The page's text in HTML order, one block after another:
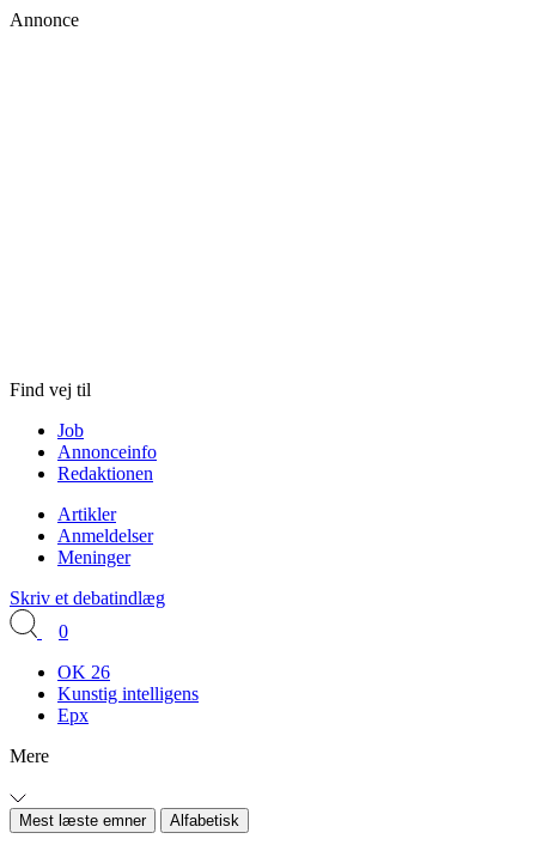
Annonce
Find vej til
Job
Annonceinfo
Redaktionen
Artikler
Anmeldelser
Meninger
Skriv et debatindlæg
0
OK 26
Kunstig intelligens
Epx
Mere
Mest læste emner Alfabetisk